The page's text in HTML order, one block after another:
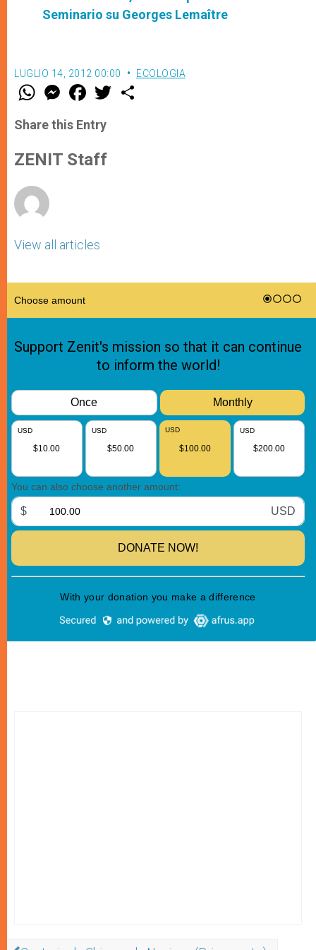
Seminario su Georges Lemaître
LUGLIO 14, 2012 00:00 ECOLOGIA
W
t
s
p
p
M
e
s
e
g
e
F
a
e
b
o
k
w
Share this Entry
ZENIT Staff
View all articles